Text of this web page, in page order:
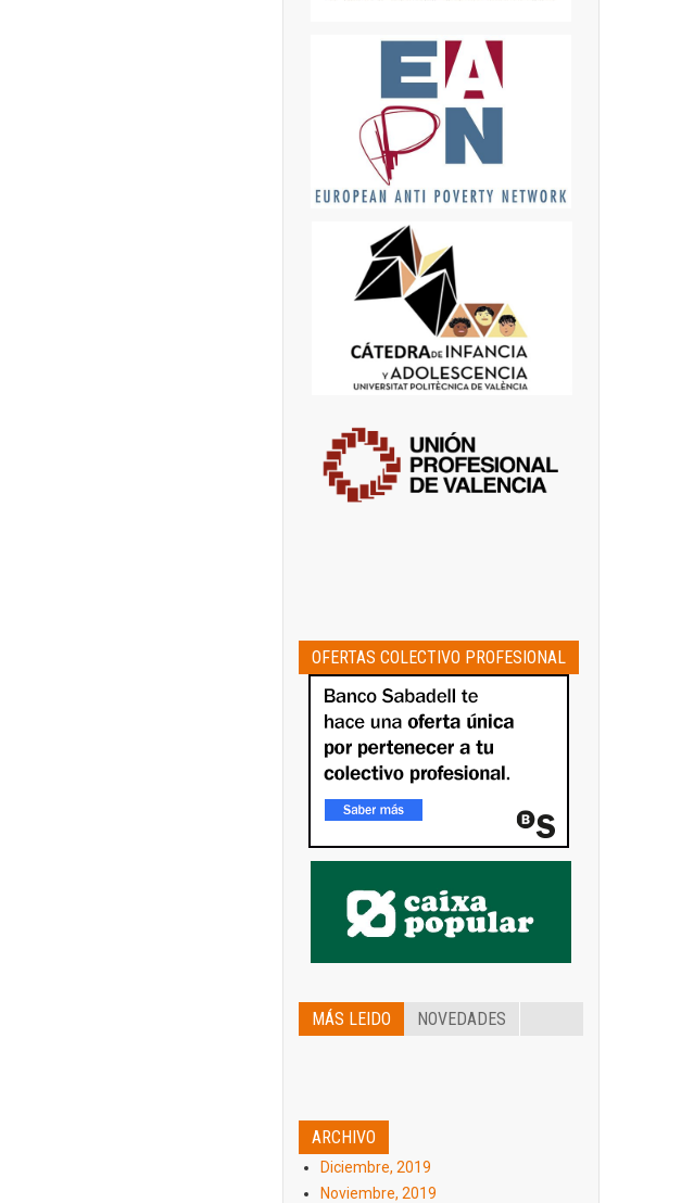
OFERTAS COLECTIVO PROFESIONAL
MÁS LEIDO NOVEDADES
ARCHIVO
Diciembre, 2019
Noviembre, 2019